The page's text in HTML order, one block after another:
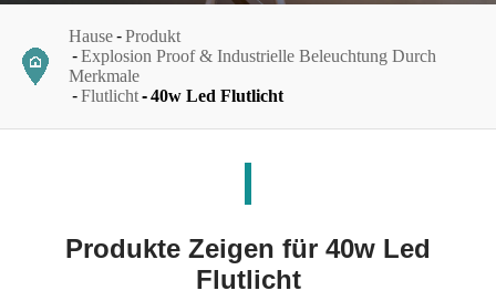
Hause
Produkt
Explosion Proof & Industrielle Beleuchtung Durch
Merkmale
Flutlicht
40w Led Flutlicht
Produkte Zeigen für 40w Led
Flutlicht